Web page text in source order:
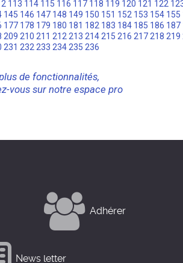
113 114 115 116 117 118 119 120 121 122
145 146 147 148 149 150 151 152 153 154 155
177 178 179 180 181 182 183 184 185 186 187
209 210 211 212 213 214 215 216 217 218 219
231 232 233 234 235 236
de fonctionnalités,
vous sur notre espace pro
Adhérer
News letter